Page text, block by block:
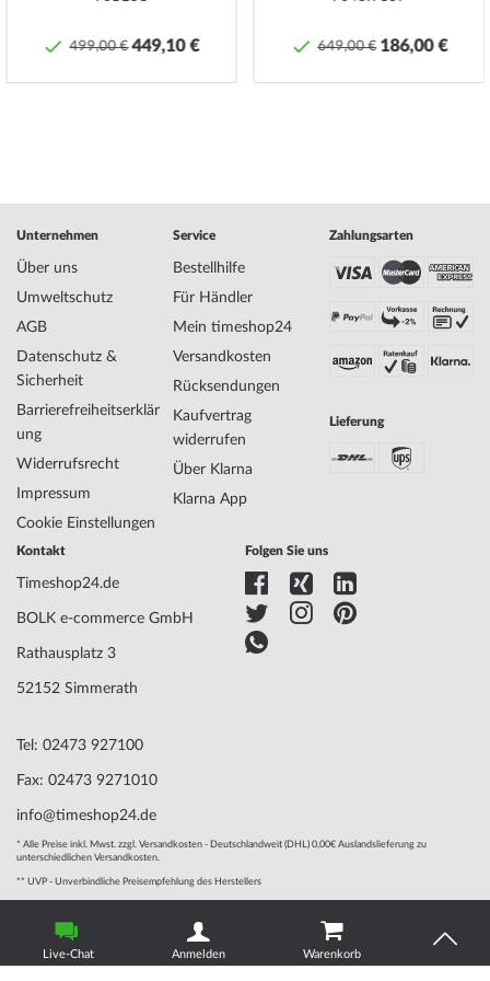
Live-Chat Anmelden Warenkorb
Spezifikationen:
Hersteller Artikel-Nr.
RG212SX9
Style
Luxuriös, Modern, Feminin
Anzeige
Analog
Antrieb
Batterie (Quarz)
Funktionen
Gehäuse Material
Edelstahl
Gehäusebreite
34
Gehäusedicke
Gehäuse Form
Gehäuse Farbe
Oberfläche
Poliert
gehärtet, Mineralglas
Lünette
Gehäuse Boden
Armband Material
Armband Farbe
Schließe
Klippschließe
Bandanstoßbreite
14
Max.
Handgelenkumfang
200
499,00 € 449,10 € 649,00 € 186,00 €
Unternehmen
Über uns
Umweltschutz
AGB
Datenschutz &
Sicherheit
Barrierefreiheitserklär
ung
Widerrufsrecht
Impressum
Cookie Einstellungen
Service
Bestellhilfe
Für Händler
Mein timeshop24
Versandkosten
Rücksendungen
Kaufvertrag
widerrufen
Über Klarna
Klarna App
Zahlungsarten
Lieferung
Kontakt
Timeshop24.de
BOLK e-commerce GmbH
Rathausplatz 3
52152 Simmerath
Tel: 02473 927100
Fax: 02473 9271010
info@timeshop24.de
Folgen Sie uns
* Alle Preise inkl. Mwst. zzgl. Versandkosten - Deutschlandweit (DHL) 0,00€ Auslandslieferung zu
unterschiedlichen Versandkosten.
** UVP - Unverbindliche Preisempfehlung des Herstellers
© 2004 - 2026, BOLK e-commerce GmbH | Technische Umsetzung
durchwww.mediarox.de